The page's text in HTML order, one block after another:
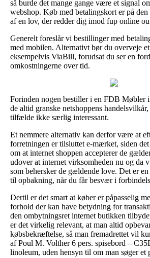
så burde det mange gange være et signal
webshop. Køb med betalingskort er på
af en lov, der redder dig imod fup online
Generelt foreslår vi bestillinger med
med mobilen. Alternativt bør du overveje
eksempelvis ViaBill, forudsat du ser en
omkostningerne over tid.
Forinden nogen bestiller i en FDB Møbler
de altid granske netshoppens
tilfælde ikke særlig interessant.
Et nemmere alternativ kan derfor være at
forretningen er tilsluttet e-mærket, siden
om at internet shoppen accepterer de
udover at internet virksomheden nu og da
som behersker de gældende love. Det er
til opbakning, når du får besvær i
Dertil er det smart at køber er påpasselig
forhold der kan have betydning for
den ombytningsret internet butikken
er det virkelig relevant, at man altid
købsbekræftelse, så man fremadrettet vil
af Poul M. Volther 6 pers. spisebord –
linoleum, uden hensyn til om man søger et